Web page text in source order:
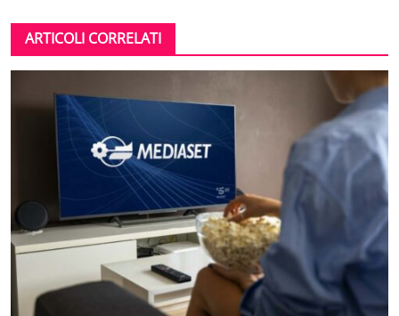
ARTICOLI CORRELATI